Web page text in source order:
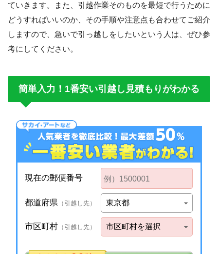
ていきます。また、引越作業そのものを最短で行うために
どうすればいいのか、その手順や注意点も合わせてご紹介
しますので、急いで引っ越しをしたいという人は、ぜひ参
考にしてください。
簡単入力！1番安い引越し見積もりがわかる